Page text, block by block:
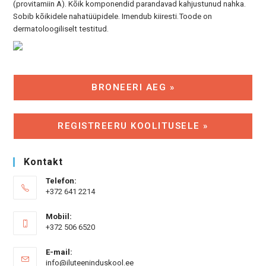
(provitamiin A). Kõik komponendid parandavad kahjustunud nahka.
Sobib kõikidele nahatüüpidele. Imendub kiiresti.Toode on
dermatoloogiliselt testitud.
BRONEERI AEG »
REGISTREERU KOOLITUSELE »
Kontakt
Telefon:
+372 641 2214
Mobiil:
+372 506 6520
E-mail:
info@iluteeninduskool.eeOpens